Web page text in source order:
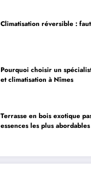
Climatisation réversible :
Pourquoi choisir un
et climatisation à Nîmes
Terrasse en bois exotique
essences les plus abordables